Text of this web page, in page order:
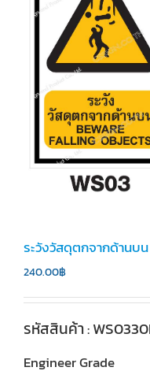
ระวังวัสดุตกจากด้านบน
240.00฿
รหัสสินค้า :
Engineer Grade